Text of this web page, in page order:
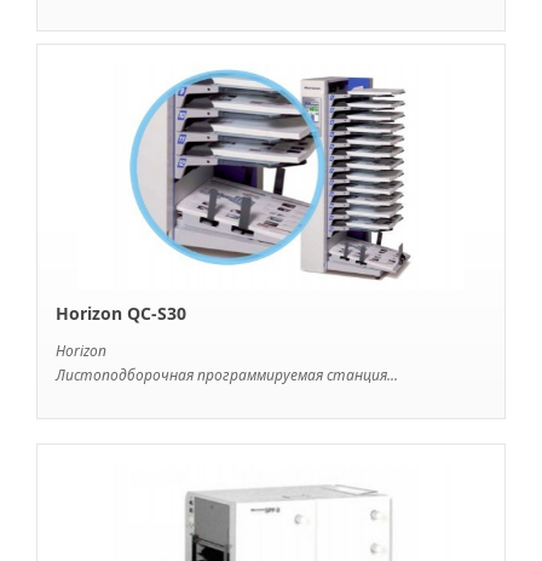
Horizon QC-S30
Horizon
Листоподборочная программируемая станция...